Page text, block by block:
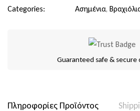
Categories:
Ασημένια,
Guaranteed safe & secure
Πληροφορίες Προϊόντος